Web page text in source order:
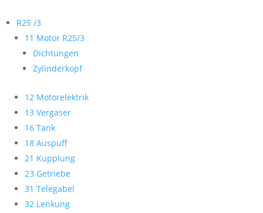
R25 /3
11 Motor R25/3
Dichtungen
Zylinderkopf
12 Motorelektrik
13 Vergaser
16 Tank
18 Auspuff
21 Kupplung
23 Getriebe
31 Telegabel
32 Lenkung